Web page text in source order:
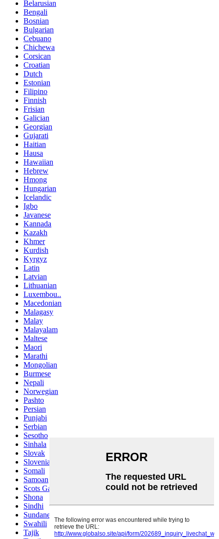
Belarusian
Bengali
Bosnian
Bulgarian
Cebuano
Chichewa
Corsican
Croatian
Dutch
Estonian
Filipino
Finnish
Frisian
Galician
Georgian
Gujarati
Haitian
Hausa
Hawaiian
Hebrew
Hmong
Hungarian
Icelandic
Igbo
Javanese
Kannada
Kazakh
Khmer
Kurdish
Kyrgyz
Latin
Latvian
Lithuanian
Luxembou..
Macedonian
Malagasy
Malay
Malayalam
Maltese
Maori
Marathi
Mongolian
Burmese
Nepali
Norwegian
Pashto
Persian
Punjabi
Serbian
Sesotho
Sinhala
Slovak
Slovenian
Somali
Samoan
Scots Gaelic
Shona
Sindhi
Sundanese
Swahili
Tajik